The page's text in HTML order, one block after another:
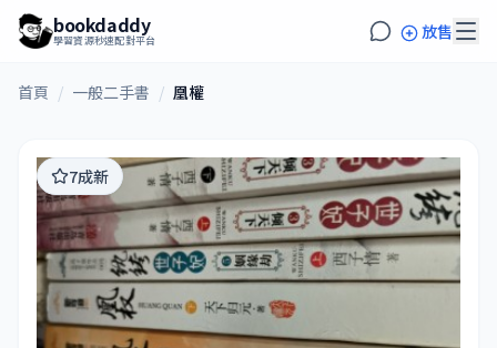
bookdaddy
學習資源秒速配對平台 放售
首頁 / 一般二手書 / 凰權
7成新